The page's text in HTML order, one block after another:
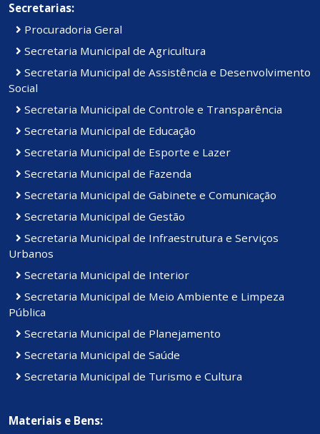
Secretarias:
Procuradoria Geral
Secretaria Municipal de Agricultura
Secretaria Municipal de Assistência e Desenvolvimento
Social
Secretaria Municipal de Controle e Transparência
Secretaria Municipal de Educação
Secretaria Municipal de Esporte e Lazer
Secretaria Municipal de Fazenda
Secretaria Municipal de Gabinete e Comunicação
Secretaria Municipal de Gestão
Secretaria Municipal de Infraestrutura e Serviços
Urbanos
Secretaria Municipal de Interior
Secretaria Municipal de Meio Ambiente e Limpeza
Pública
Secretaria Municipal de Planejamento
Secretaria Municipal de Saúde
Secretaria Municipal de Turismo e Cultura
Materiais e Bens: